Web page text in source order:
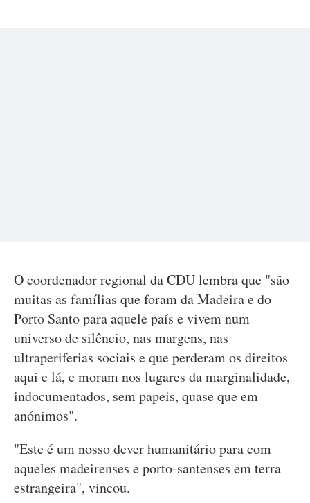
O coordenador regional da CDU lembra que "são
muitas as famílias que foram da Madeira e do
Porto Santo para aquele país e vivem num
universo de silêncio, nas margens, nas
ultraperiferias sociais e que perderam os direitos
aqui e lá, e moram nos lugares da marginalidade,
indocumentados, sem papeis, quase que em
anónimos".
"Este é um nosso dever humanitário para com
aqueles madeirenses e porto-santenses em terra
estrangeira", vincou.